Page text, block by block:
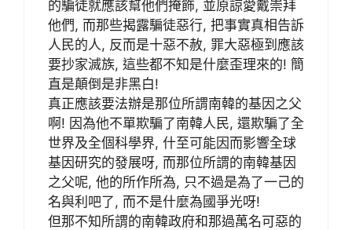
的騙徒就應該幫他們掩飾, 並原諒愛戴崇拜
他們, 而那些揭露騙徒惡行, 把事實真相告訴
人民的人, 反而是十惡不赦, 罪大惡極到應該
要抄家滅族, 這些都不知是什麼歪理來的! 簡
直是顛倒是非黑白!
真正應該要法辦是那位所謂南韓的基因之父
啊! 因為他不單欺騙了南韓人民, 還欺騙了全
世界及全個科學界, 什至可能因而影響全球
基因研究的發展呀, 而那位所謂的南韓基因
之父呢, 他的所作所為, 只不過是為了一己的
名與利吧了, 而不是什麼為國爭光呀!
但那不知所謂的南韓政府和那過萬名可惡的